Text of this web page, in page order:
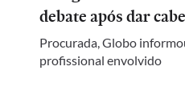
debate após dar
Procurada, Globo
profissional envolvido